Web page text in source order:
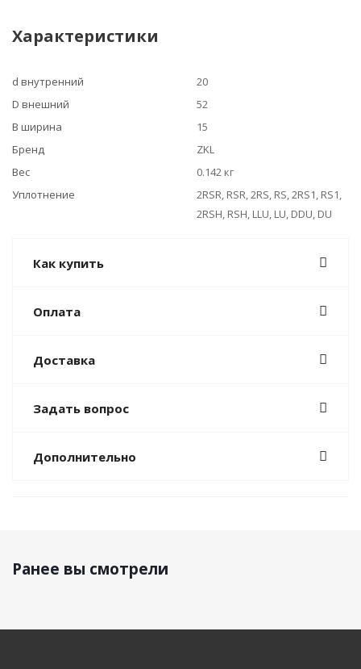
Характеристики
d внутренний
20
D внешний
52
B ширина
15
Бренд
ZKL
Вес
0.142 кг
Уплотнение
2RSR, RSR, 2RS, RS, 2RS1, RS1,
2RSH, RSH, LLU, LU, DDU, DU
Как купить
Оплата
Доставка
Задать вопрос
Дополнительно
Ранее вы смотрели